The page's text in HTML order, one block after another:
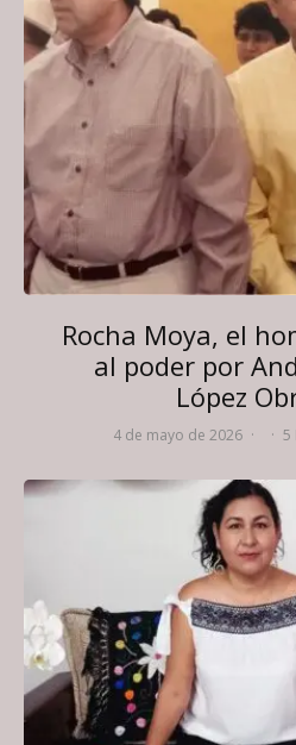
Rocha Moya, el
al poder por
López
4 de mayo de 2026 · · 5